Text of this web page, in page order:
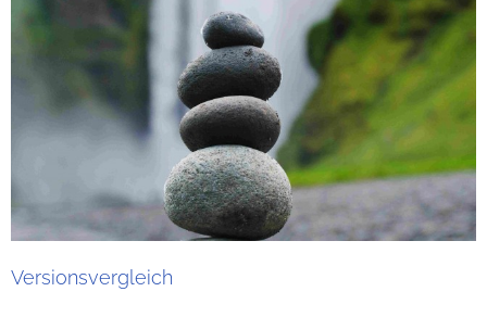
Versionsvergleich